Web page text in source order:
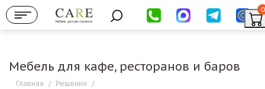
Мебель для ресторанов
0
Мебель для кафе, ресторанов и баров
Главная / Решения /